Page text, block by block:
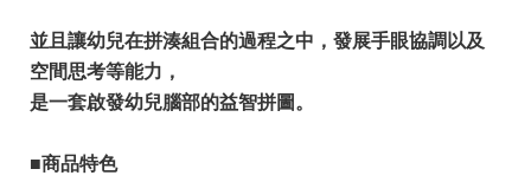
並且讓幼兒在拼湊組合的過程之中，發展手眼協調以及
空間思考等能力，
是一套啟發幼兒腦部的益智拼圖。
■商品特色